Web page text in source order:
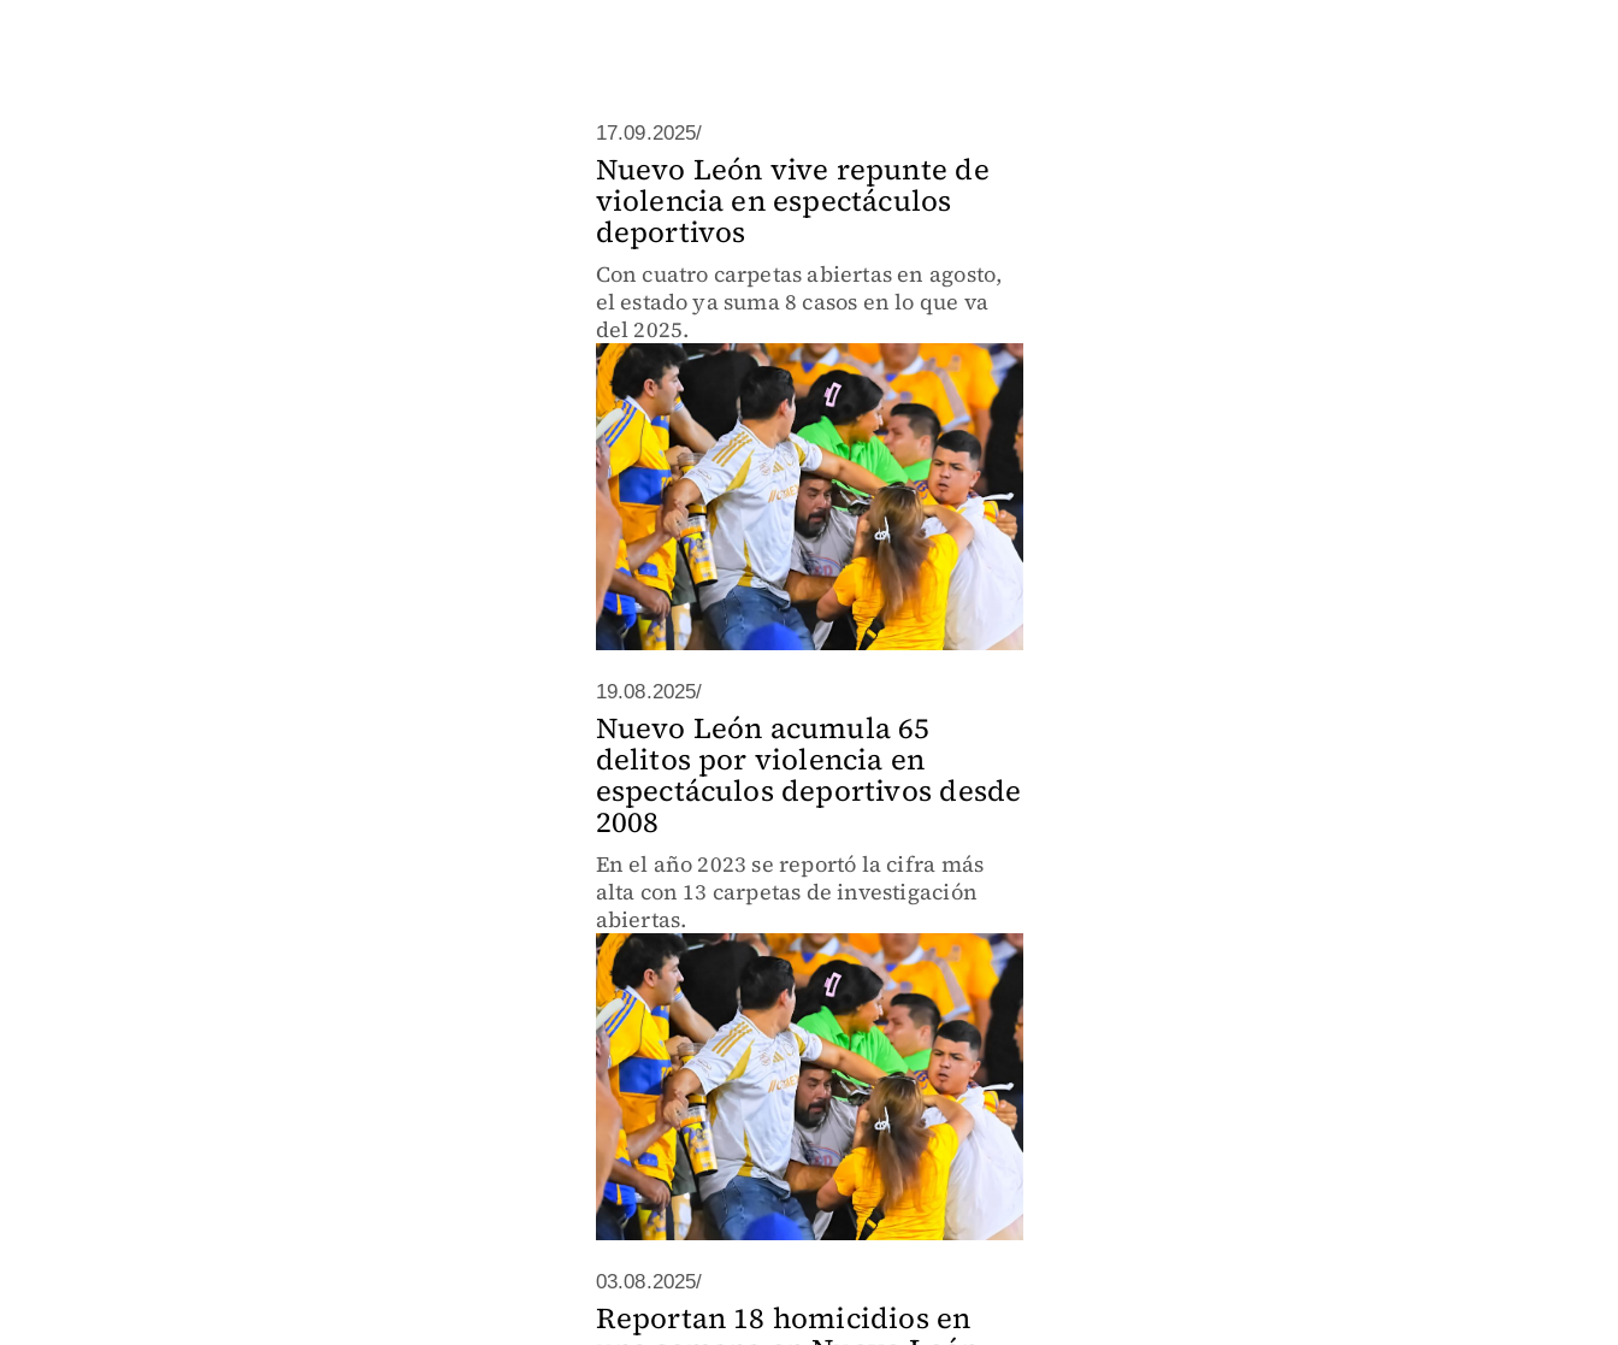
17.09.2025/
Nuevo León vive repunte de
violencia en espectáculos
deportivos
Con cuatro carpetas abiertas en agosto,
el estado ya suma 8 casos en lo que va
del 2025.
19.08.2025/
Nuevo León acumula 65
delitos por violencia en
espectáculos deportivos desde
2008
En el año 2023 se reportó la cifra más
alta con 13 carpetas de investigación
abiertas.
03.08.2025/
Reportan 18 homicidios en